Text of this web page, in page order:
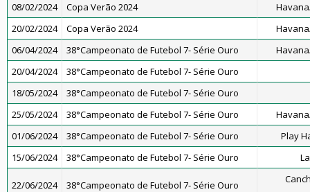
08/02/2024
Copa Verão 2024
20/02/2024
Copa Verão 2024
06/04/2024
38°Campeonato de Futebol 7- Série Ouro
20/04/2024
38°Campeonato de Futebol 7- Série Ouro
18/05/2024
38°Campeonato de Futebol 7- Série Ouro
25/05/2024
38°Campeonato de Futebol 7- Série Ouro
01/06/2024
38°Campeonato de Futebol 7- Série Ouro
Play
15/06/2024
38°Campeonato de Futebol 7- Série Ouro
22/06/2024 38°Campeonato de Futebol 7- Série Ouro